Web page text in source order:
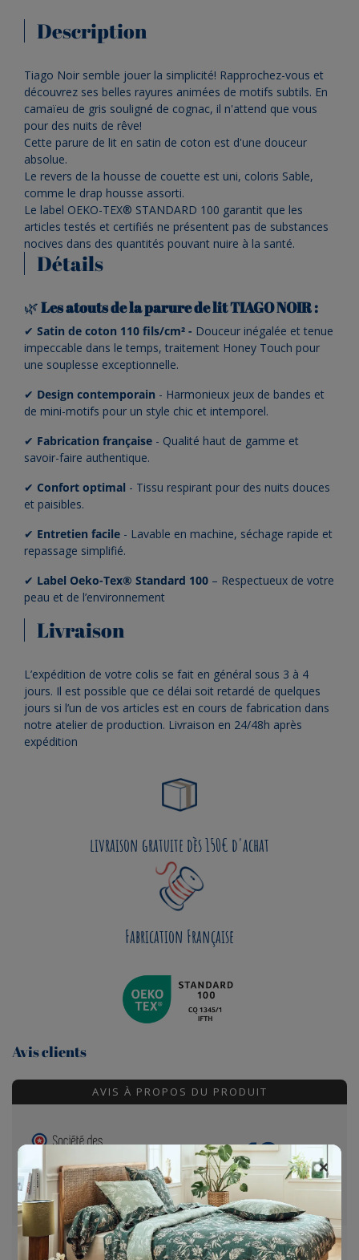
Description
Tiago Noir semble jouer la simplicité! Rapprochez-vous et
découvrez ses belles rayures animées de motifs subtils. En
camaïeu de gris souligné de cognac, il n'attend que vous
pour des nuits de rêve!
Cette parure de lit en satin de coton est d'une douceur
absolue.
Le revers de la housse de couette est uni, coloris Sable,
comme le drap housse assorti.
Le label OEKO-TEX® STANDARD 100 garantit que les
articles testés et certifiés ne présentent pas de substances
nocives dans des quantités pouvant nuire à la santé.
Détails
🌿Les atouts de la parure de lit TIAGO NOIR :
✔ Satin de coton 110 fils/cm² - Douceur inégalée et tenue
impeccable dans le temps, traitement Honey Touch pour
une souplesse exceptionnelle.
✔ Design contemporain - Harmonieux jeux de bandes et
de mini-motifs pour un style chic et intemporel.
✔ Fabrication française - Qualité haut de gamme et
savoir-faire authentique.
✔ Confort optimal - Tissu respirant pour des nuits douces
et paisibles.
✔ Entretien facile - Lavable en machine, séchage rapide et
repassage simplifié.
✔ Label Oeko-Tex® Standard 100 – Respectueux de votre
peau et de l’environnement
Livraison
L’expédition de votre colis se fait en général sous 3 à 4
jours. Il est possible que ce délai soit retardé de quelques
jours si l’un de vos articles est en cours de fabrication dans
notre atelier de production. Livraison en 24/48h après
expédition
livraison gratuite dès 150€ d'achat
Fabrication Française
Avis clients
AVIS À PROPOS DU PRODUIT
VOIR L'ATTESTATION 10/10
Basé sur 1 avis
FLORIAN B.
×